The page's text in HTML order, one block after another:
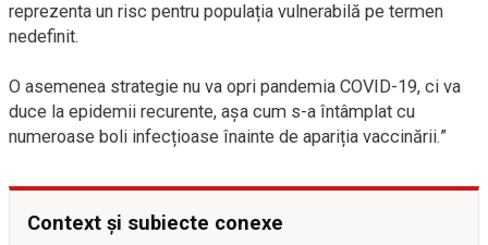
reprezenta un risc pentru populația vulnerabilă pe termen
nedefinit.
O asemenea strategie nu va opri pandemia COVID-19, ci va
duce la epidemii recurente, așa cum s-a întâmplat cu
numeroase boli infecțioase înainte de apariția vaccinării.”
Context și subiecte conexe